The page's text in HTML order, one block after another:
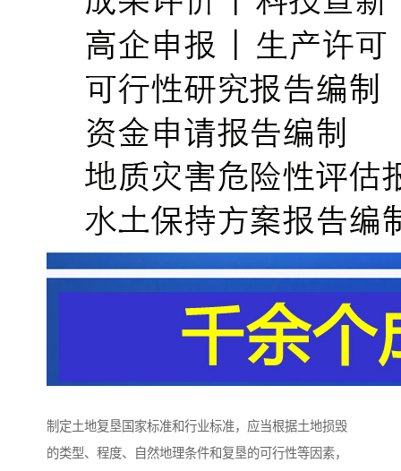
制定土地复垦国家标准和行业标准，应当根据土地损毁
的类型、程度、自然地理条件和复垦的可行性等因素，